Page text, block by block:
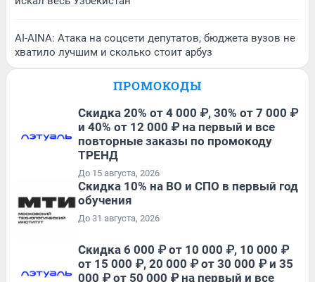
AI-AINA: Атака на соцсети депутатов, бюджета вузов не
хватило лучшим и сколько стоит арбуз
ПРОМОКОДЫ
Скидка 20% от 4 000 ₽, 30% от 7 000 ₽
и 40% от 12 000 ₽ на первый и все
повторные заказы по промокоду
ТРЕНД
До 15 августа, 2026
Скидка 10% на ВО и СПО в первый год
обучения
До 31 августа, 2026
Скидка 6 000 ₽ от 10 000 ₽, 10 000 ₽
от 15 000 ₽, 20 000 ₽ от 30 000 ₽ и 35
000 ₽ от 50 000 ₽ на первый и все